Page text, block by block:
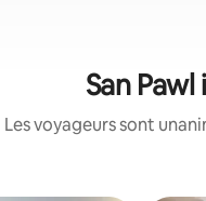
San
Les voyageurs sont